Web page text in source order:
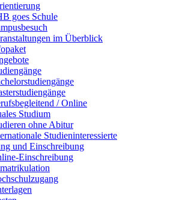
goes Schule
im Überblick
/ Online
Studium
ohne Abitur
Studieninteressierte
und Einschreibung
Einschreibung